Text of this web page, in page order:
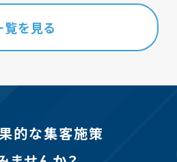
覧を見る
的な集客施策